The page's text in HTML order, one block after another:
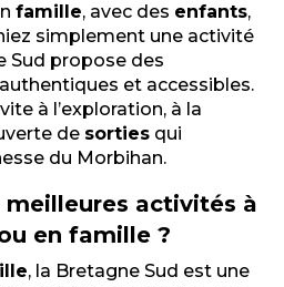
famille, avec des enfants,
simplement une activité
Sud propose des
et accessibles.
à l’exploration, à la
de sorties qui
du Morbihan.
meilleures activités à
en famille ?
, la Bretagne Sud est une